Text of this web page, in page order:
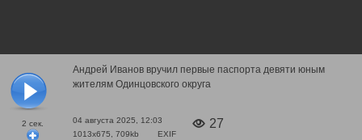
2 сек.
Андрей Иванов вручил первые паспорта девяти юным
жителям Одинцовского округа
04 августа 2025, 12:03
1013x675, 709kb
EXIF
27